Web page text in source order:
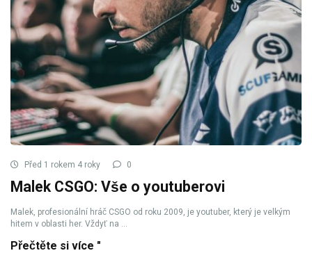
Před 1 rokem 4 roky 0
Malek CSGO: Vše o youtuberovi
Malek, profesionální hráč CSGO od roku 2009, je youtuber, který je velkým
hitem v oblasti her. Vždyť na ...
Přečtěte si více "